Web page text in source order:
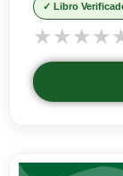
✓ Libro
★★★★